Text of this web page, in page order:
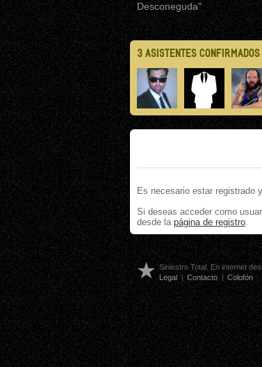
Desconeguda"
3 ASISTENTES CONFIRMADOS
Es necesario estar registrado
Si deseas acceder como
desde la página de registro.
Siniestro Total. En internet
Legal | Contacto | Colofón